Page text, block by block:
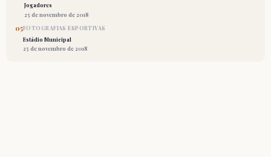
Jogadores
25 de novembro de 2018
05FOTOGRAFIAS ESPORTIVAS
Estádio Municipal
25 de novembro de 2018